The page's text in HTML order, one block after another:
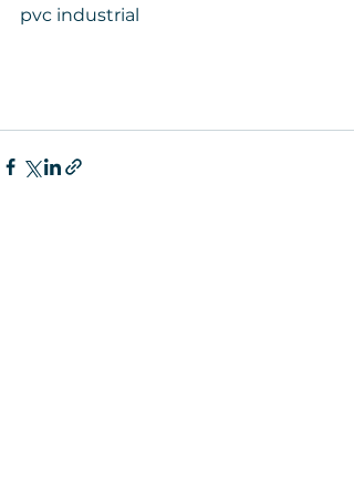
pvc industrial